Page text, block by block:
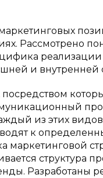
Рассмотрено
и внутренней
из этих видов
к
маркетинговой
структура
Разработаны